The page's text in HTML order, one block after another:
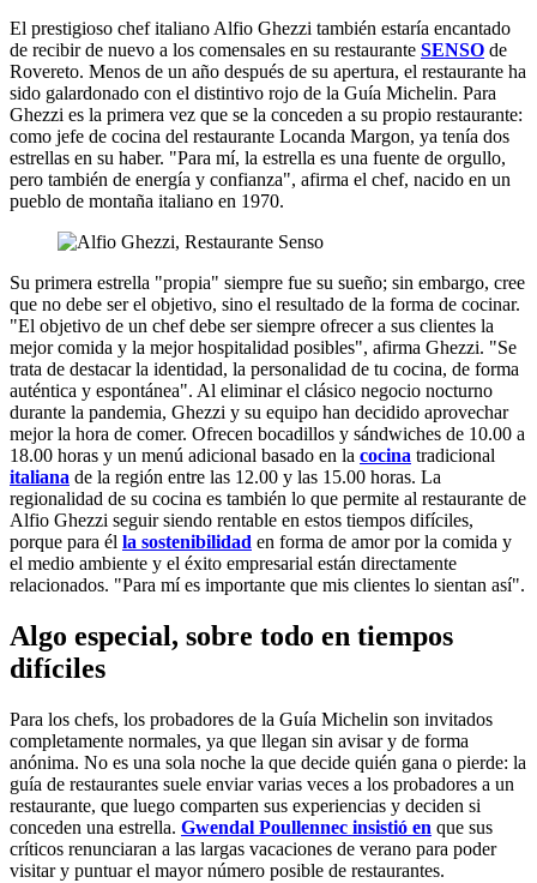
El prestigioso chef italiano Alfio Ghezzi también estaría encantado
de recibir de nuevo a los comensales en su restaurante SENSO de
Rovereto. Menos de un año después de su apertura, el restaurante ha
sido galardonado con el distintivo rojo de la Guía Michelin. Para
Ghezzi es la primera vez que se la conceden a su propio restaurante:
como jefe de cocina del restaurante Locanda Margon, ya tenía dos
estrellas en su haber. "Para mí, la estrella es una fuente de orgullo,
pero también de energía y confianza", afirma el chef, nacido en un
pueblo de montaña italiano en 1970.
Su primera estrella "propia" siempre fue su sueño; sin embargo, cree
que no debe ser el objetivo, sino el resultado de la forma de cocinar.
"El objetivo de un chef debe ser siempre ofrecer a sus clientes la
mejor comida y la mejor hospitalidad posibles", afirma Ghezzi. "Se
trata de destacar la identidad, la personalidad de tu cocina, de forma
auténtica y espontánea". Al eliminar el clásico negocio nocturno
durante la pandemia, Ghezzi y su equipo han decidido aprovechar
mejor la hora de comer. Ofrecen bocadillos y sándwiches de 10.00 a
18.00 horas y un menú adicional basado en la cocina tradicional
italiana de la región entre las 12.00 y las 15.00 horas. La
regionalidad de su cocina es también lo que permite al restaurante de
Alfio Ghezzi seguir siendo rentable en estos tiempos difíciles,
porque para él la sostenibilidad en forma de amor por la comida y
el medio ambiente y el éxito empresarial están directamente
relacionados. "Para mí es importante que mis clientes lo sientan así".
Algo especial, sobre todo en tiempos
difíciles
Para los chefs, los probadores de la Guía Michelin son invitados
completamente normales, ya que llegan sin avisar y de forma
anónima. No es una sola noche la que decide quién gana o pierde: la
guía de restaurantes suele enviar varias veces a los probadores a un
restaurante, que luego comparten sus experiencias y deciden si
conceden una estrella. Gwendal Poullennec insistió en que sus
críticos renunciaran a las largas vacaciones de verano para poder
visitar y puntuar el mayor número posible de restaurantes.